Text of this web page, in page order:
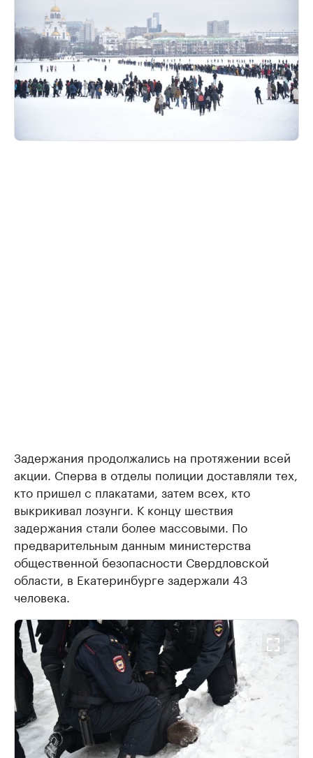
Задержания продолжались на протяжении всей
акции. Сперва в отделы полиции доставляли тех,
кто пришел с плакатами, затем всех, кто
выкрикивал лозунги. К концу шествия
задержания стали более массовыми. По
предварительным данным министерства
общественной безопасности Свердловской
области, в Екатеринбурге задержали 43
человека.